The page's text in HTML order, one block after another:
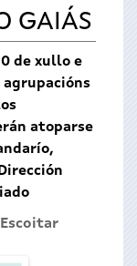
GAIÁS
de xullo e
agrupacións
atoparse
Escoitar